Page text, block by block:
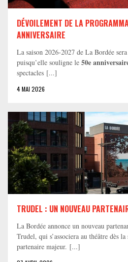
DÉVOILEMENT DE LA
ANNIVERSAIRE
La saison 2026-2027 de La Bordée
puisqu’elle souligne le 50e
spectacles [...]
4 MAI 2026
TRUDEL : UN NOUVEAU
La Bordée annonce un nouveau
Trudel, qui s’associera au théâtre dès
partenaire majeur. [...]